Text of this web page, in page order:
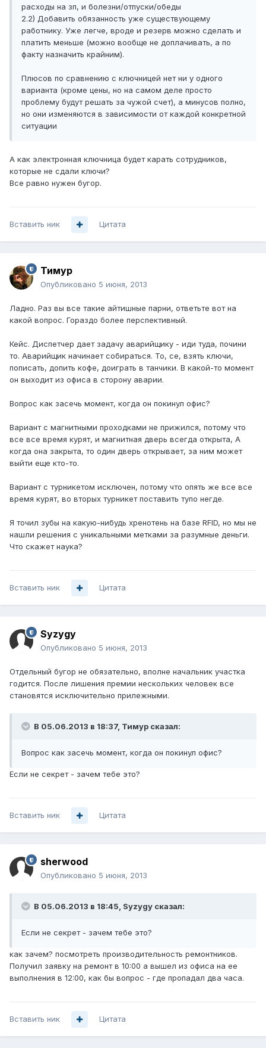
расходы на зп, и болезни/отпуски/обеды
2.2) Добавить обязанность уже существующему
работнику. Уже легче, вроде и резерв можно сделать и
платить меньше (можно вообще не доплачивать, а по
факту назначить крайним).
Плюсов по сравнению с ключницей нет ни у одного
варианта (кроме цены, но на самом деле просто
проблему будут решать за чужой счет), а минусов полно,
но они изменяются в зависимости от каждой конкретной
ситуации
А как электронная ключница будет карать сотрудников,
которые не сдали ключи?
Все равно нужен бугор.
Вставить ник Цитата
Тимур
Опубликовано 5 июня, 2013
Ладно. Раз вы все такие айтишные парни, ответьте вот на
какой вопрос. Гораздо более перспективный.
Кейс. Диспетчер дает задачу аварийщику - иди туда, почини
то. Аварийщик начинает собираться. То, се, взять ключи,
пописать, допить кофе, доиграть в танчики. В какой-то момент
он выходит из офиса в сторону аварии.
Вопрос как засечь момент, когда он покинул офис?
Вариант с магнитными проходками не прижился, потому что
все все время курят, и магнитная дверь всегда открыта, А
когда она закрыта, то один дверь открывает, за ним может
выйти еще кто-то.
Вариант с турникетом исключен, потому что опять же все все
время курят, во вторых турникет поставить тупо негде.
Я точил зубы на какую-нибудь хренотень на базе RFID, но мы не
нашли решения с уникальными метками за разумные деньги.
Что скажет наука?
Вставить ник Цитата
Syzygy
Опубликовано 5 июня, 2013
Отдельный бугор не обязательно, вполне начальник участка
годится. После лишения премии нескольких человек все
становятся исключительно прилежными.
В 05.06.2013 в 18:37, Тимур сказал:
Вопрос как засечь момент, когда он покинул офис?
Если не секрет - зачем тебе это?
Вставить ник Цитата
sherwood
Опубликовано 5 июня, 2013
В 05.06.2013 в 18:45, Syzygy сказал:
Если не секрет - зачем тебе это?
как зачем? посмотреть производительность ремонтников.
Получил заявку на ремонт в 10:00 а вышел из офиса на ее
выполнения в 12:00, как бы вопрос - где пропадал два часа.
Вставить ник Цитата